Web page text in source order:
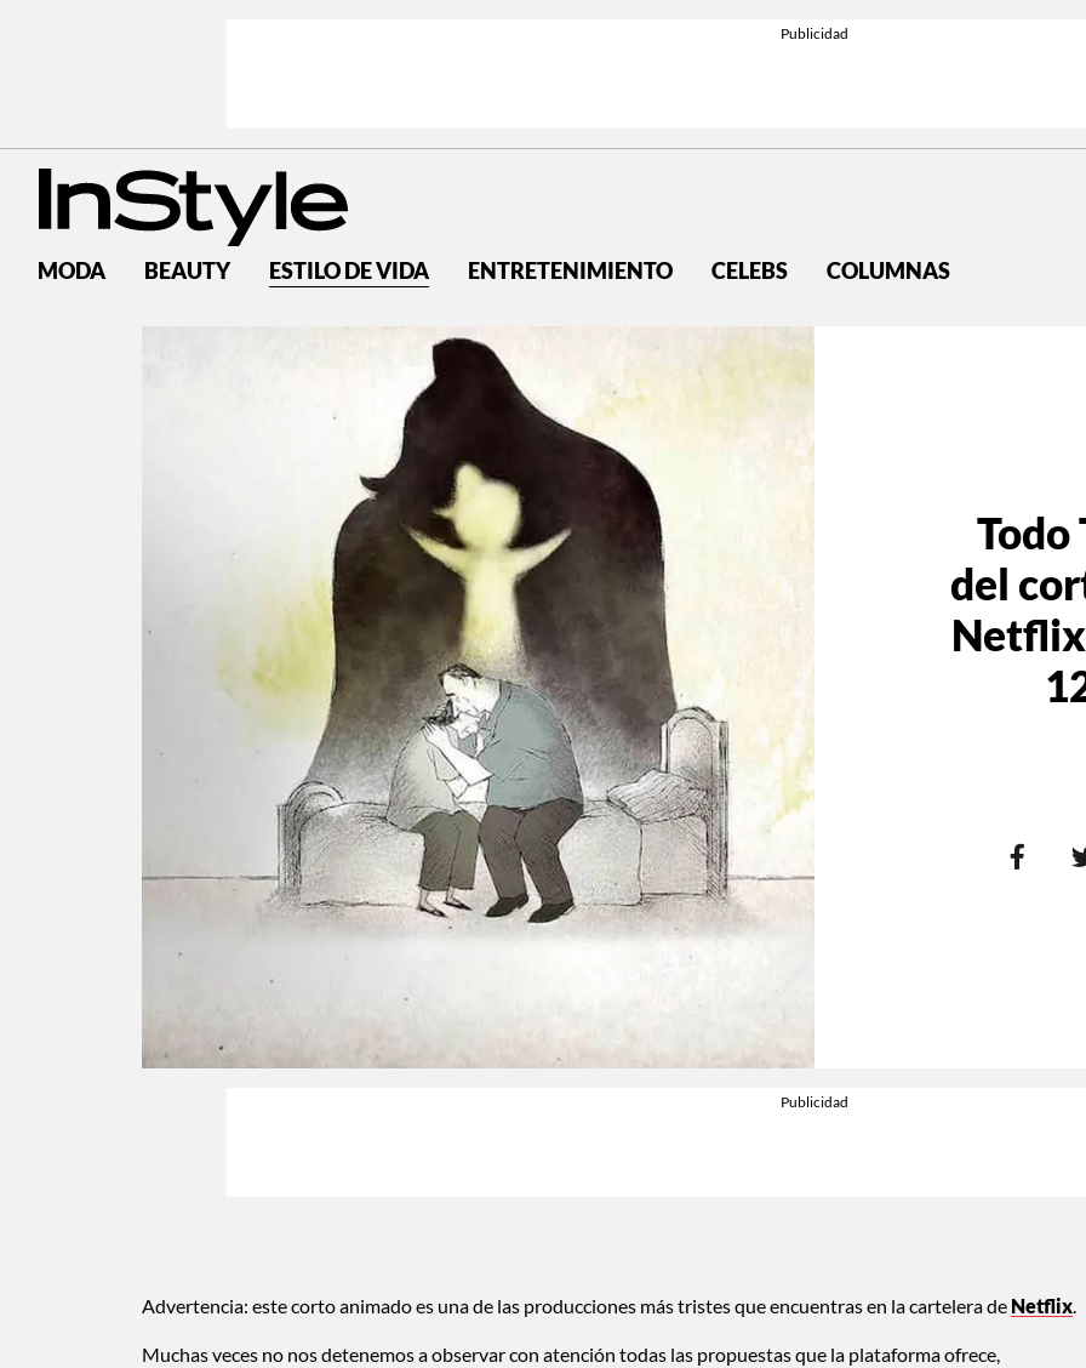
MODA BEAUTY ESTILO DE VIDA ENTRETENIMIENTO CELEBS COLUMNAS
Todo
del
Advertencia: este corto animado es una de las producciones más tristes que encuentras en la cartelera de Netflix.
Muchas veces no nos detenemos a observar con atención todas las propuestas que la plataforma ofrece,